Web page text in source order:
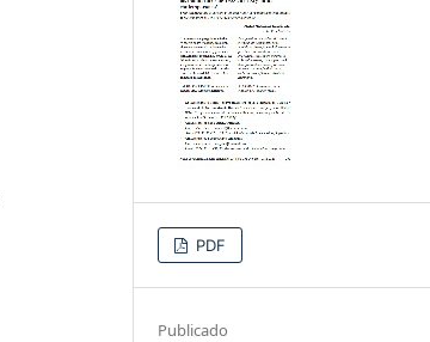
PDF
Publicado